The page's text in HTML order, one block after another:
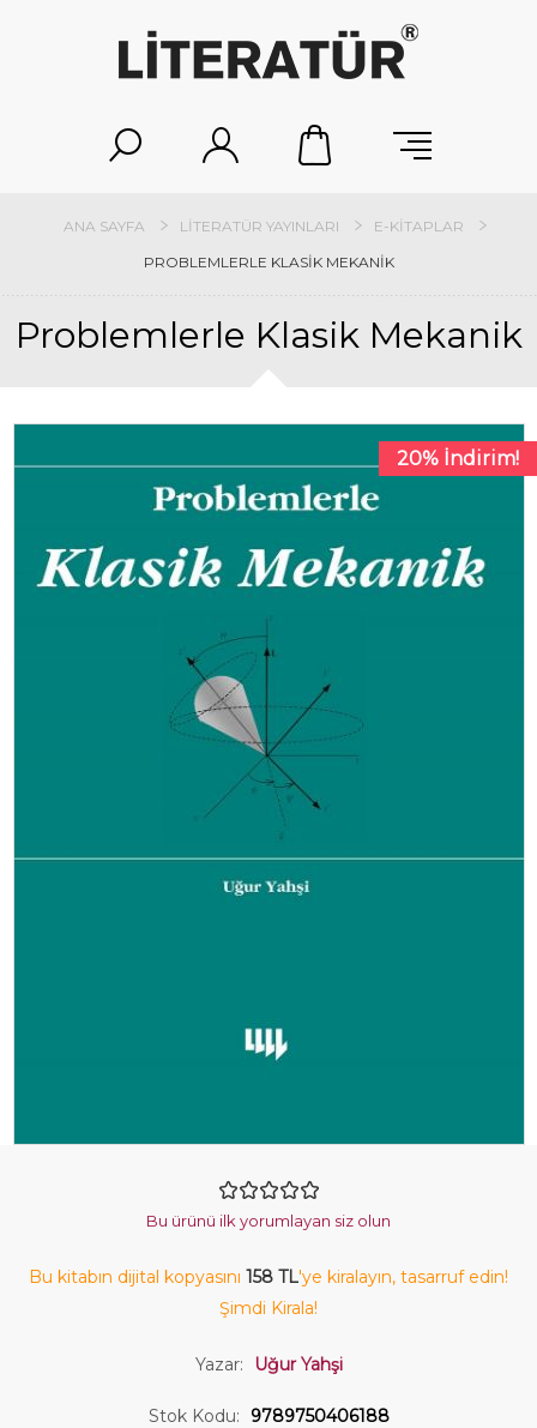
ANA SAYFA LITERATÜR YAYINLARI
E-KITAPLAR
PROBLEMLERLE KLASIK MEKANIK
Problemlerle Klasik Mekanik
20% İndirim!
Bu ürünü ilk yorumlayan siz olun
Bu kitabın dijital kopyasını 158 TL'ye kiralayın, tasarruf edin!
Şimdi Kirala!
Yazar: Uğur Yahşi
Stok Kodu: 9789750406188